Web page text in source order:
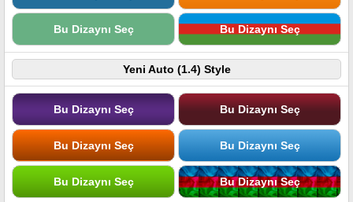
Bu Dizaynı Seç Bu Dizaynı Seç
Yeni Auto (1.4) Style
Bu Dizaynı Seç Bu Dizaynı Seç
Bu Dizaynı Seç Bu Dizaynı Seç
Bu Dizaynı Seç Bu Dizaynı Seç